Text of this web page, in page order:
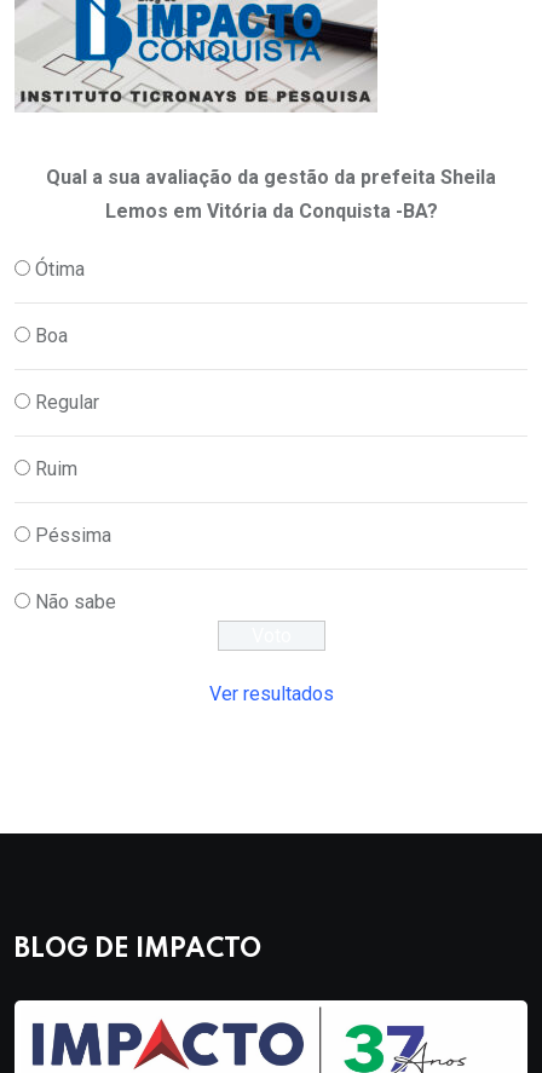
Qual a sua avaliação da gestão da prefeita Sheila
Lemos em Vitória da Conquista -BA?
Ótima
Boa
Regular
Ruim
Péssima
Não sabe
Ver resultados
BLOG DE IMPACTO